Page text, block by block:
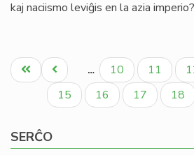
kaj naciismo leviĝis en la azia imperio?
Pagination
Unua
paĝo
Antaŭa
paĝo
… Paĝo
10 Paĝo
11
Paĝo
15 Paĝo
16 Paĝo
17 18
SERĈO